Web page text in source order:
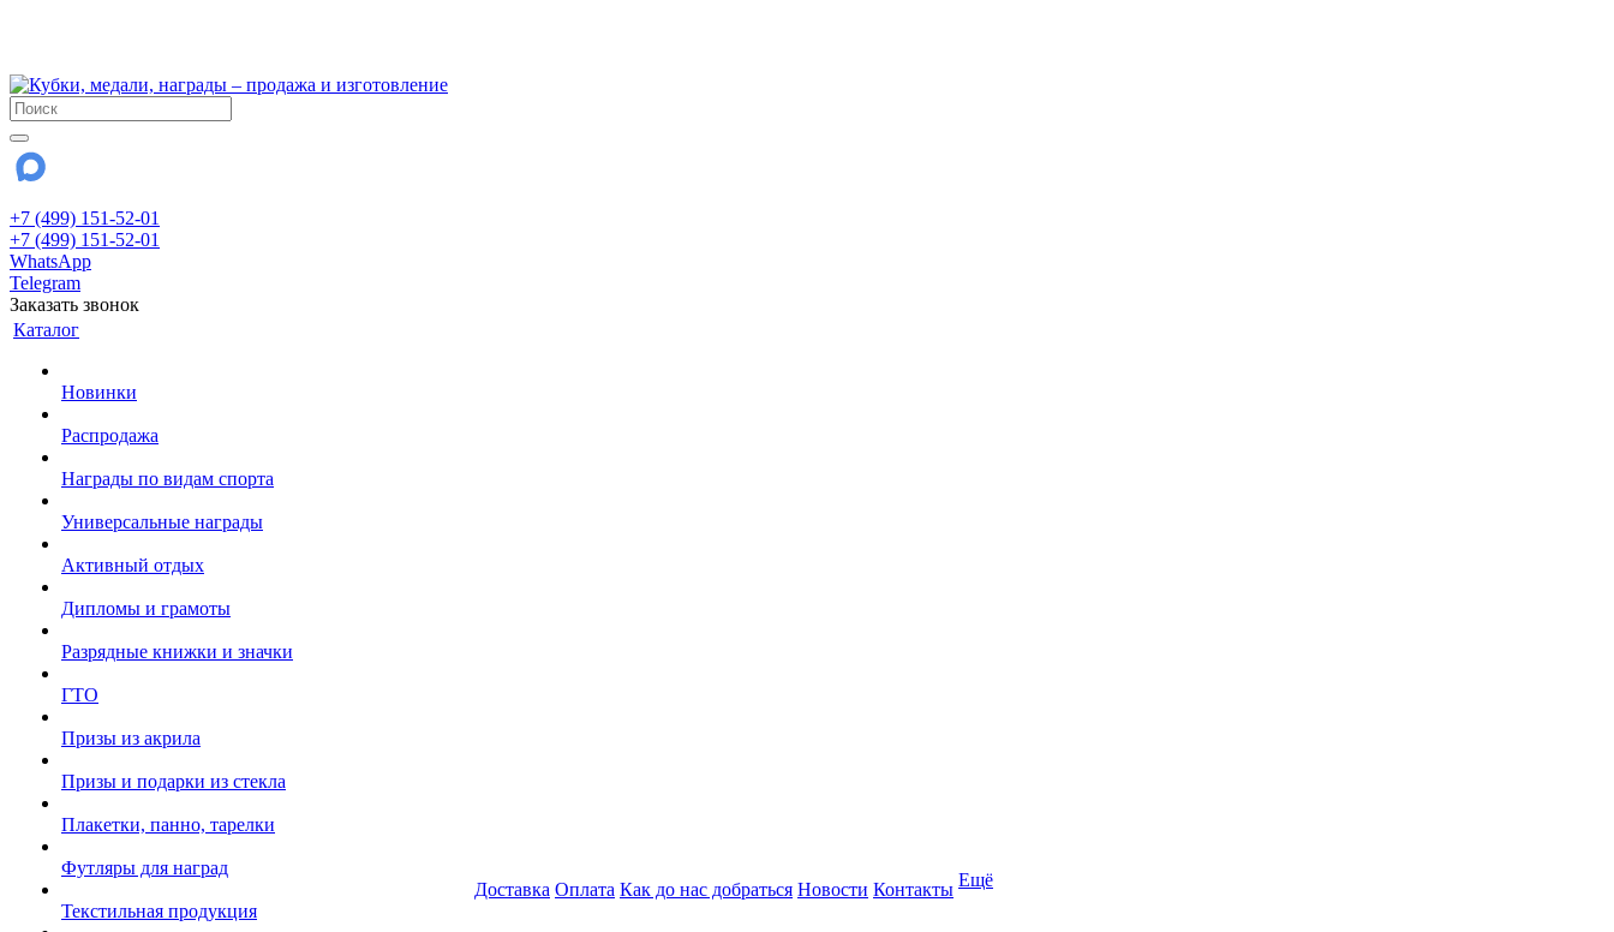
+7 (499) 151-52-01
+7 (499) 151-52-01
WhatsApp
Telegram
Заказать звонок
Каталог
Новинки
Распродажа
Награды по видам спорта
Универсальные награды
Активный отдых
Дипломы и грамоты
Разрядные книжки и значки
ГТО
Призы из акрила
Призы и подарки из стекла
Плакетки, панно, тарелки
Футляры для наград
Текстильная продукция
Доставка Оплата Как до нас добраться Новости Контакты Ещё